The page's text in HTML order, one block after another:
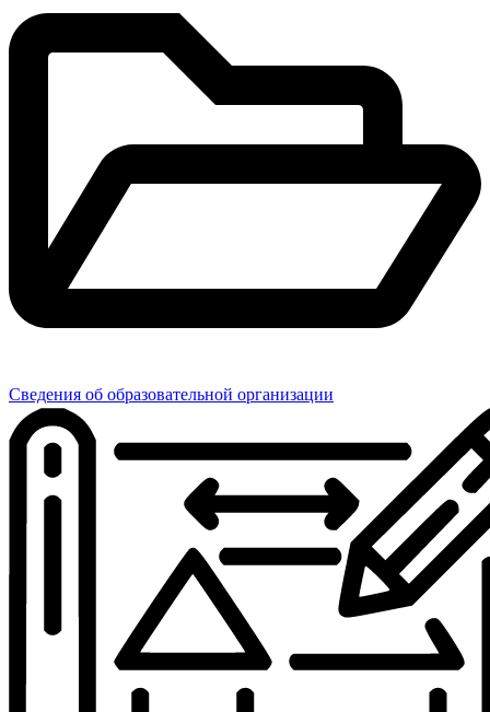
Сведения об образовательной организации